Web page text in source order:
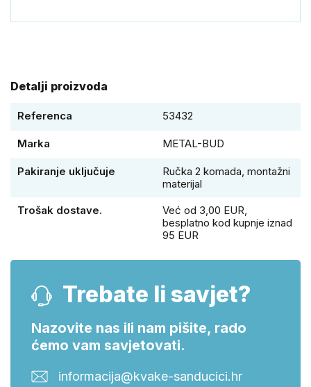
Detalji proizvoda
Referenca 53432
Marka METAL-BUD
Pakiranje uključuje
Ručka 2 komada, montažni
materijal
Trošak dostave.
Već od 3,00 EUR,
besplatno kod kupnje iznad
95 EUR
Trebate li savjet?
Nazovite nas ili nam pišite, rado
ćemo vam savjetovati.
informacija@kvake-sanducici.hr